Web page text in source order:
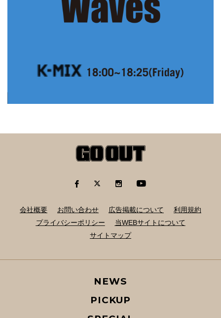
会社概要 お問い合わせ 広告掲載について
利用規約
プライバシーポリシー
当WEBサイトについて
サイトマップ
NEWS
PICKUP